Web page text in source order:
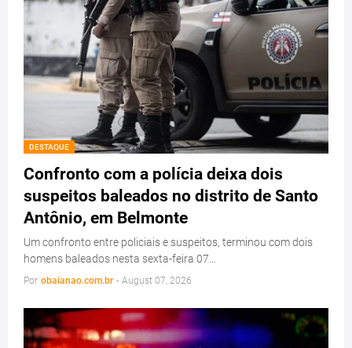
DESTAQUE
Confronto com a polícia deixa dois
suspeitos baleados no distrito de Santo
Antônio, em Belmonte
Um confronto entre policiais e suspeitos, terminou com dois
homens baleados nesta sexta-feira 07…
Por obaianao.com.br - August 07, 2026